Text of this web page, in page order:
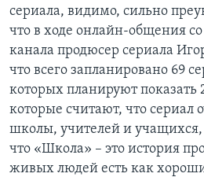
сериала, видимо, сильно
что в ходе онлайн-общения
канала продюсер сериала
что всего запланировано 69
которых планируют показать
которые считают, что сериал
школы, учителей и учащихся,
что «Школа» – это история
живых людей есть как